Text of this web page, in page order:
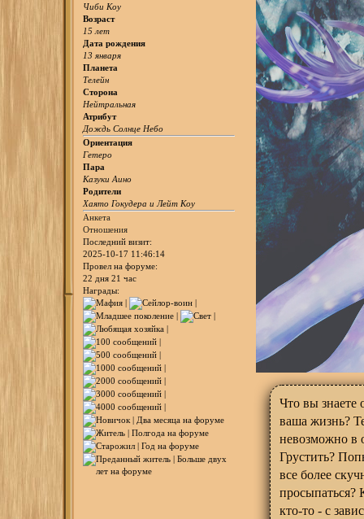
Чиби Коу
Возраст
15 лет
Дата рождения
13 января
Планета
Телейн
Сторона
Нейтральная
Атрибут
Дождь Солнце Небо
Ориентация
Гетеро
Пара
Казуки Аино
Родители
Хаято Гокудера и Лейт Коу
Анкета
Отношения
Последний визит:
2025-10-17 11:46:14
Провел на форуме:
22 дня 21 час
Награды:
Что вы знаете
ваша жизнь?
невозможно в
Грустить?
все более
просыпаться?
кто-то - с